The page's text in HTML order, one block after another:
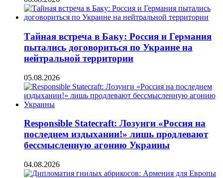
Тайная встреча в Баку: Россия и Германия
пытались договориться по Украине на
нейтральной территории
05.08.2026
Responsible Statecraft: Лозунги «Россия на
последнем издыхании!» лишь продлевают
бессмысленную агонию Украины
04.08.2026